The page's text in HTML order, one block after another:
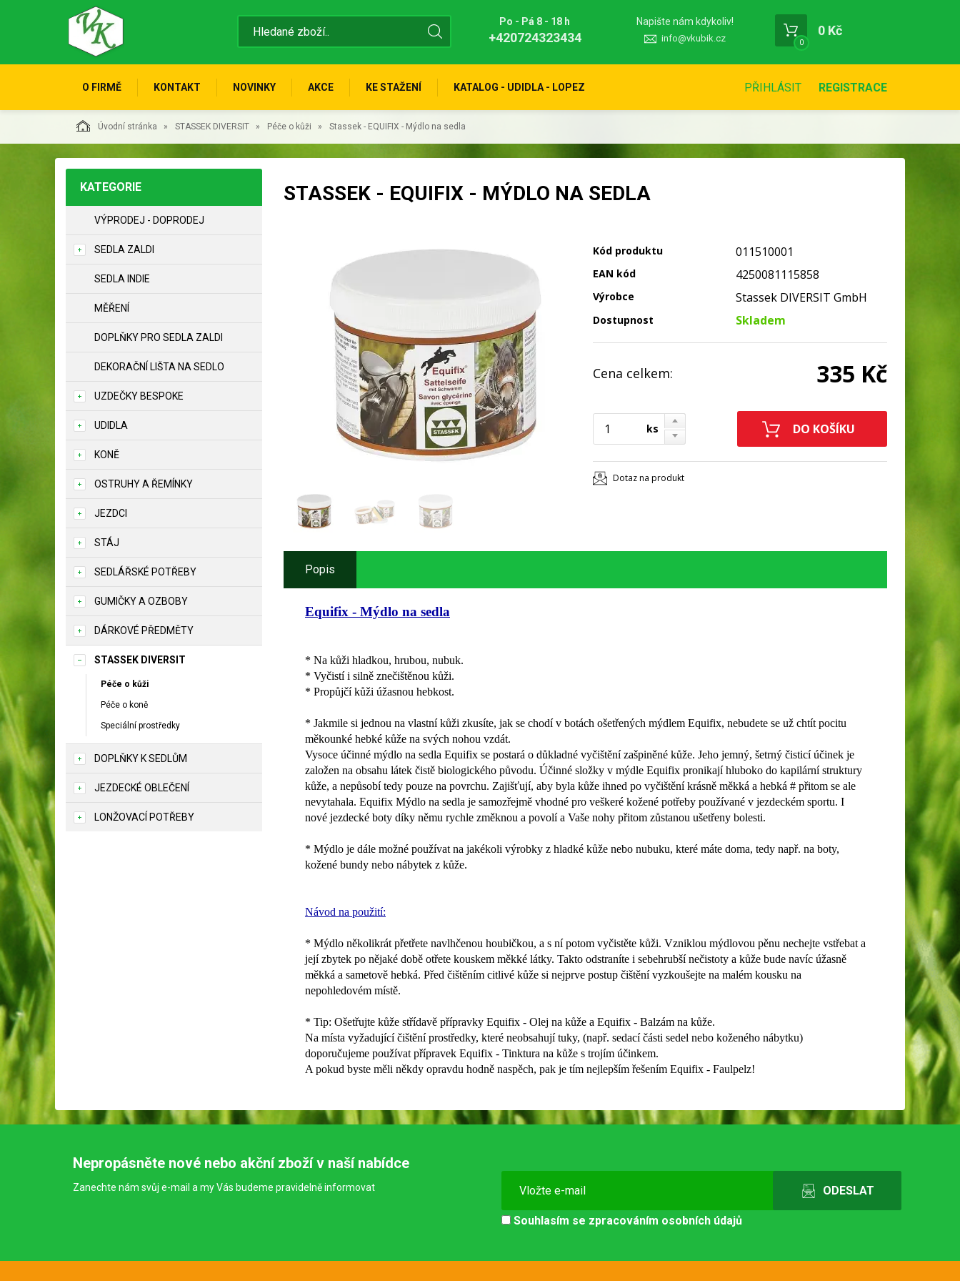
Po - Pá 8 - 18 h
+420724323434
Napište nám kdykoliv!
info@vkubik.cz 0
0 Kč
O FIRMĚ KONTAKT NOVINKY AKCE KE STAŽENÍ KATALOG - UDIDLA - LOPEZ PŘIHLÁSIT REGISTRACE
Úvodní stránka STASSEK DIVERSIT Péče o kůži Stassek - EQUIFIX - Mýdlo na sedla
KATEGORIE
VÝPRODEJ - DOPRODEJ
SEDLA ZALDI
SEDLA INDIE
MĚŘENÍ
DOPLŇKY PRO SEDLA ZALDI
DEKORAČNÍ LIŠTA NA SEDLO
UZDEČKY BESPOKE
UDIDLA
KONĚ
OSTRUHY A ŘEMÍNKY
JEZDCI
STÁJ
SEDLÁŘSKÉ POTŘEBY
GUMIČKY A OZBOBY
DÁRKOVÉ PŘEDMĚTY
STASSEK DIVERSIT
Péče o kůži
Péče o koně
Speciální prostředky
DOPLŇKY K SEDLŮM
JEZDECKÉ OBLEČENÍ
LONŽOVACÍ POTŘEBY
STASSEK - EQUIFIX - MÝDLO NA SEDLA
Kód produktu 011510001
EAN kód 4250081115858
Výrobce Stassek DIVERSIT GmbH
Dostupnost Skladem
Cena celkem: 335 Kč
ks
Dotaz na produkt
Popis
Equifix - Mýdlo na sedla
* Na kůži hladkou, hrubou, nubuk.
* Vyčistí i silně znečištěnou kůži.
* Propůjčí kůži úžasnou hebkost.
* Jakmile si jednou na vlastní kůži zkusíte, jak se chodí v botách ošetřených mýdlem Equifix, nebudete se už chtít pocitu
měkounké hebké kůže na svých nohou vzdát.
Vysoce účinné mýdlo na sedla Equifix se postará o důkladné vyčištění zašpiněné kůže. Jeho jemný, šetrný čisticí účinek je
založen na obsahu látek čistě biologického původu. Účinné složky v mýdle Equifix pronikají hluboko do kapilární struktury
kůže, a nepůsobí tedy pouze na povrchu. Zajišťují, aby byla kůže ihned po vyčištění krásně měkká a hebká # přitom se ale
nevytahala. Equifix Mýdlo na sedla je samozřejmě vhodné pro veškeré kožené potřeby používané v jezdeckém sportu. I
nové jezdecké boty díky němu rychle změknou a povolí a Vaše nohy přitom zůstanou ušetřeny bolesti.
* Mýdlo je dále možné používat na jakékoli výrobky z hladké kůže nebo nubuku, které máte doma, tedy např. na boty,
kožené bundy nebo nábytek z kůže.
Návod na použití:
* Mýdlo několikrát přetřete navlhčenou houbičkou, a s ní potom vyčistěte kůži. Vzniklou mýdlovou pěnu nechejte vstřebat a
její zbytek po nějaké době otřete kouskem měkké látky. Takto odstraníte i sebehrubší nečistoty a kůže bude navíc úžasně
měkká a sametově hebká. Před čištěním citlivé kůže si nejprve postup čištění vyzkoušejte na malém kousku na
nepohledovém místě.
* Tip: Ošetřujte kůže střídavě přípravky Equifix - Olej na kůže a Equifix - Balzám na kůže.
Na místa vyžadující čištění prostředky, které neobsahují tuky, (např. sedací části sedel nebo koženého nábytku)
doporučujeme používat přípravek Equifix - Tinktura na kůže s trojím účinkem.
A pokud byste měli někdy opravdu hodně naspěch, pak je tím nejlepším řešením Equifix - Faulpelz!
Nepropásněte nové nebo akční zboží v naší nabídce
Zanechte nám svůj e-mail a my Vás budeme pravidelně informovat
Souhlasím se zpracováním osobních údajů